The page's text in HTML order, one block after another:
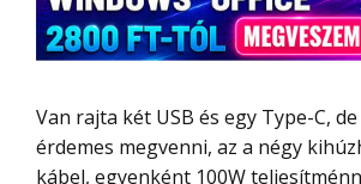
Van rajta két USB és egy Type-C, de amiért
érdemes megvenni, az a négy
kábel, egyenként 100W